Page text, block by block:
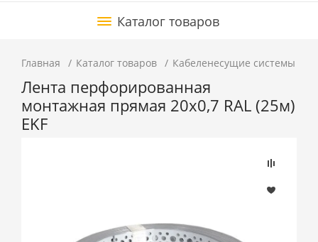
Каталог товаров
Главная Каталог товаров Кабеленесущие системы
Лента перфорированная
монтажная прямая 20х0,7 RAL (25м)
EKF